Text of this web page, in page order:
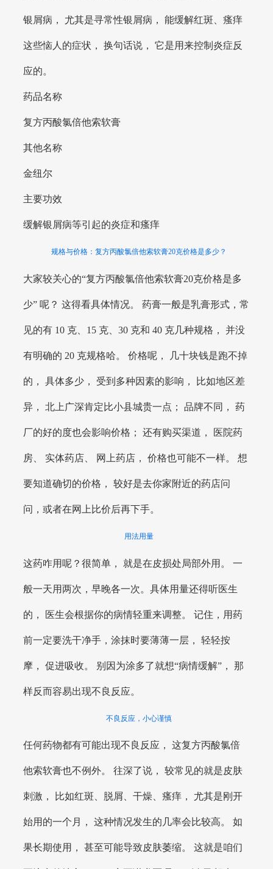
银屑病， 尤其是寻常性银屑病， 能缓解红斑、瘙痒
这些恼人的症状， 换句话说， 它是用来控制炎症反
应的。
药品名称
复方丙酸氯倍他索软膏
其他名称
金纽尔
主要功效
缓解银屑病等引起的炎症和瘙痒
规格与价格：复方丙酸氯倍他索软膏20克价格是多少？
大家较关心的“复方丙酸氯倍他索软膏20克价格是多
少” 呢？ 这得看具体情况。 药膏一般是乳膏形式，常
见的有 10 克、15 克、30 克和 40 克几种规格， 并没
有明确的 20 克规格哈。 价格呢， 几十块钱是跑不掉
的， 具体多少， 受到多种因素的影响， 比如地区差
异， 北上广深肯定比小县城贵一点； 品牌不同， 药
厂的好的度也会影响价格； 还有购买渠道， 医院药
房、 实体药店、 网上药店， 价格也可能不一样。 想
要知道确切的价格， 较好是去你家附近的药店问
问，或者在网上比价后再下手。
用法用量
这药咋用呢？很简单， 就是在皮损处局部外用。 一
般一天用两次，早晚各一次。具体用量还得听医生
的， 医生会根据你的病情轻重来调整。 记住，用药
前一定要洗干净手，涂抹时要薄薄一层， 轻轻按
摩， 促进吸收。 别因为涂多了就想“病情缓解”， 那
样反而容易出现不良反应。
不良反应，小心谨慎
任何药物都有可能出现不良反应， 这复方丙酸氯倍
他索软膏也不例外。 往深了说， 较常见的就是皮肤
刺激， 比如红斑、脱屑、干燥、瘙痒， 尤其是刚开
始用的一个月， 这种情况发生的几率会比较高。 如
果长期使用， 甚至可能导致皮肤萎缩。 这就是咱们